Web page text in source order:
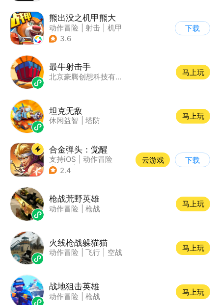
熊出没之机甲熊大
动作冒险 射击
机甲
| 熊出没
3.6
下载
最牛射击手
北京豪腾创想科技有限公司
马上玩
坦克无敌
休闲益智 塔防
马上玩
合金弹头：觉醒
支持iOS
动作冒险
| 射击
2.4
云游戏 下载
枪战荒野英雄
动作冒险 枪战
马上玩
火线枪战躲猫猫
动作冒险 飞行 空战
马上玩
战地狙击英雄
动作冒险 枪战
马上玩